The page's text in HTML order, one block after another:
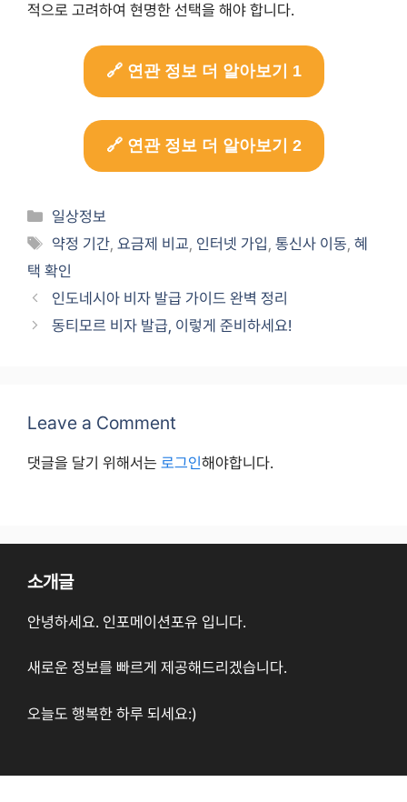
적으로 고려하여 현명한 선택을 해야 합니다.
🔗 연관 정보 더 알아보기 1
🔗 연관 정보 더 알아보기 2
Categories
일상정보
Tags
약정 기간,요금제 비교, 인터넷 가입,통신사 이동,혜
택 확인
인도네시아 비자 발급 가이드 완벽 정리
동티모르 비자 발급, 이렇게 준비하세요!
Leave a Comment
댓글을 달기 위해서는 로그인해야합니다.
소개글
안녕하세요. 인포메이션포유 입니다.
새로운 정보를 빠르게 제공해드리겠습니다.
오늘도 행복한 하루 되세요:)